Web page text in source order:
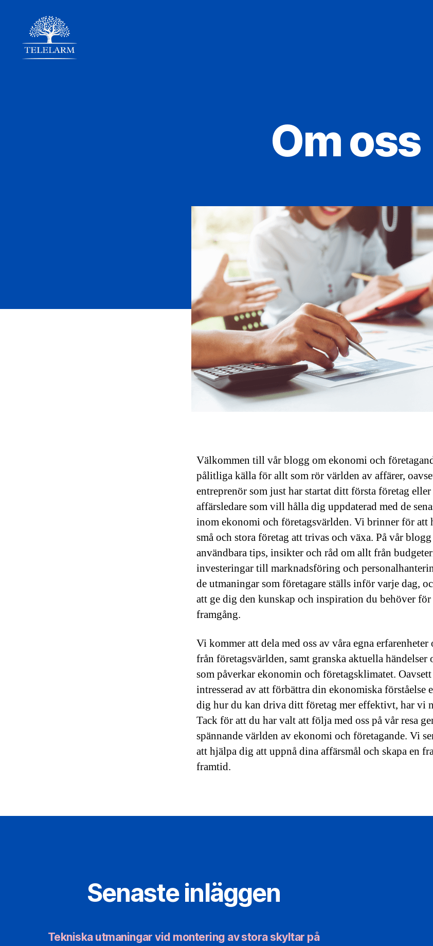
Om oss
Välkommen till vår blogg om ekonomi och
pålitliga källa för allt som rör världen av affärer,
entreprenör som just har startat ditt första företag eller
affärsledare som vill hålla dig uppdaterad med de
inom ekonomi och företagsvärlden. Vi brinner för att
små och stora företag att trivas och växa. På vår
användbara tips, insikter och råd om allt från
investeringar till marknadsföring och
de utmaningar som företagare ställs inför varje dag,
att ge dig den kunskap och inspiration du behöver för
framgång.
Vi kommer att dela med oss av våra egna
från företagsvärlden, samt granska aktuella händelser
som påverkar ekonomin och företagsklimatet.
intresserad av att förbättra din ekonomiska förståelse
dig hur du kan driva ditt företag mer effektivt, har vi
Tack för att du har valt att följa med oss på vår resa
spännande världen av ekonomi och företagande. Vi
att hjälpa dig att uppnå dina affärsmål och skapa en
framtid.
Senaste inläggen
Tekniska utmaningar vid montering av stora skyltar på